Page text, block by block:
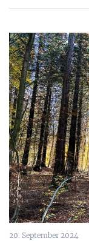
20. September 2024